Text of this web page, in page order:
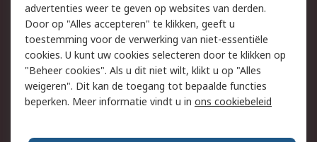
Wettelijk
Cookiebeleid
Email veiligheid
Privacybeleid
Websitevoorwaarden
Algemene
verkoopvoorwaarden
advertenties weer te geven op websites van derden.
Door op "Alles accepteren" te klikken, geeft u
toestemming voor de verwerking van niet-essentiële
cookies. U kunt uw cookies selecteren door te klikken op
"Beheer cookies". Als u dit niet wilt, klikt u op "Alles
weigeren". Dit kan de toegang tot bepaalde functies
beperken. Meer informatie vindt u in ons cookiebeleid